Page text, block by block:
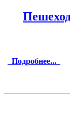
Подробнее...